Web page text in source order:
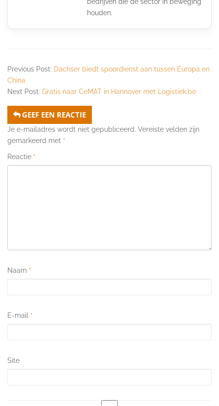
houden.
Previous Post: Dachser biedt spoordienst aan tussen Europa en
China
Next Post: Gratis naar CeMAT in Hannover met Logistiek.be
GEEF EEN REACTIE
Je e-mailadres wordt niet gepubliceerd. Vereiste velden zijn
gemarkeerd met *
Reactie *
Naam *
E-mail *
Site